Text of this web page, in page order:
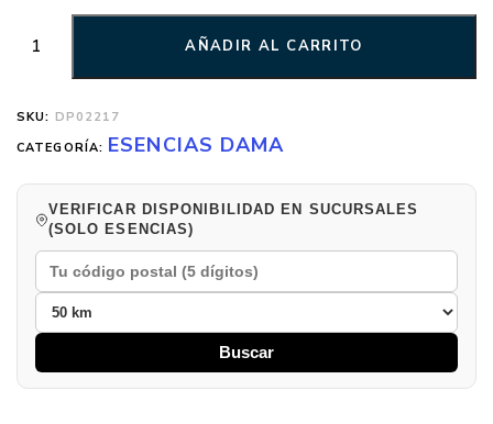
AÑADIR AL CARRITO
SKU: DP02217
CATEGORÍA: ESENCIAS DAMA
VERIFICAR DISPONIBILIDAD EN SUCURSALES
(SOLO ESENCIAS)
Buscar